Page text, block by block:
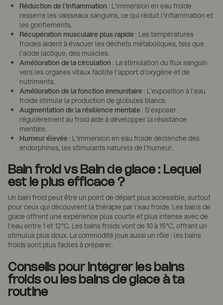
Réduction de l'inflammation : L'immersion en eau froide
resserre les vaisseaux sanguins, ce qui réduit l'inflammation et
les gonflements.
Récupération musculaire plus rapide: Les températures
froides aident à évacuer les déchets métaboliques, tels que
l'acide lactique, des muscles.
Amélioration de la circulation : La stimulation du flux sanguin
vers les organes vitaux facilite l'apport d'oxygène et de
nutriments.
Amélioration de la fonction immunitaire: L'exposition à l'eau
froide stimule la production de globules blancs.
Augmentation de la résilience mentale: S'exposer
régulièrement au froid aide à développer la résistance
mentale.
Humeur élevée: L'immersion en eau froide déclenche des
endorphines, les stimulants naturels de l'humeur.
Bain froid vs Bain de glace : Lequel
est le plus efficace ?
Un bain froid peut être un point de départ plus accessible, surtout
pour ceux qui découvrent la thérapie par l'eau froide. Les bains de
glace offrent une expérience plus courte et plus intense avec de
l'eau entre 1 et 12°C. Les bains froids vont de 10 à 15°C, offrant un
stimulus plus doux. La commodité joue aussi un rôle : les bains
froids sont plus faciles à préparer.
Conseils pour intégrer les bains
froids ou les bains de glace à ta
routine